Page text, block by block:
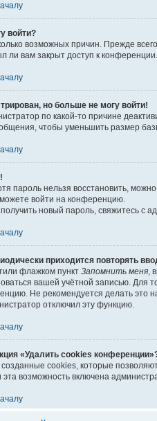
войти?
возможных причин. Прежде
ли вам закрыт доступ к
но больше не могу войти!
по какой-то причине
чтобы уменьшить размер
пароль нельзя восстановить,
войти на конференцию.
новый пароль, свяжитесь с
приходится повторять
флажком пункт Запомнить меня,
вашей учётной записью. Для
Не рекомендуется делать это
отключил эту функцию.
«Удалить cookies
cookies, которые
возможность включена